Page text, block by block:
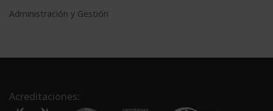
Administración y Gestión
Acreditaciones: